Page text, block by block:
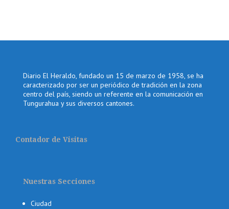
Diario El Heraldo, fundado un 15 de marzo de 1958, se ha
caracterizado por ser un periódico de tradición en la zona
centro del país, siendo un referente en la comunicación en
Tungurahua y sus diversos cantones.
Contador de Visitas
Nuestras Secciones
Ciudad